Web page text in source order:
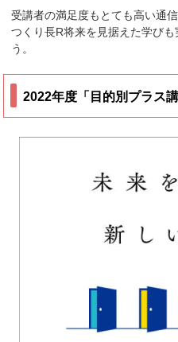
受講者の満足度もとても高い通
つくり長R将来を見据えた学び
う。
2022年度「目的別プラス講